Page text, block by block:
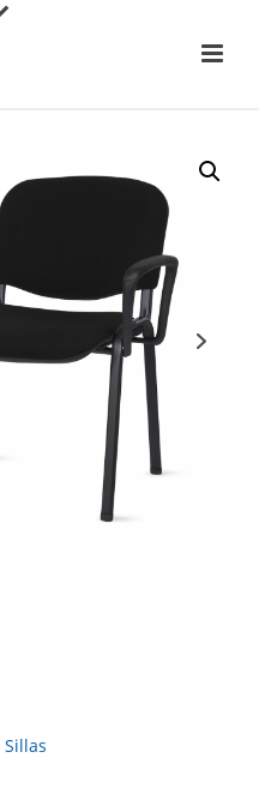
Sillas